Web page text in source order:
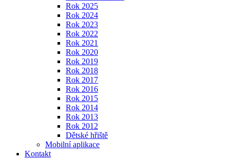
Rok 2025
Rok 2024
Rok 2023
Rok 2022
Rok 2021
Rok 2020
Rok 2019
Rok 2018
Rok 2017
Rok 2016
Rok 2015
Rok 2014
Rok 2013
Rok 2012
Dětské hřiště
Mobilní aplikace
Kontakt